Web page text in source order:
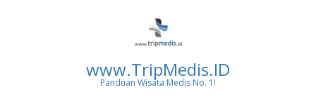
www.TripMedis.ID
Panduan Wisata Medis No. 1!